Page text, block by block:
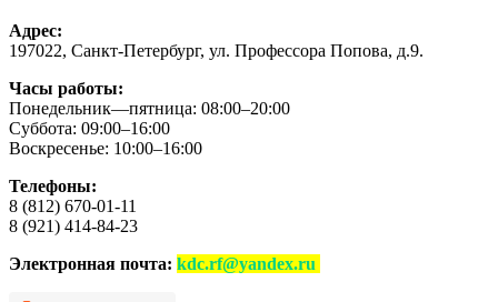
Адрес:
197022, Санкт-Петербург, ул. Профессора Попова, д.9.
Часы работы:
Понедельник—пятница: 08:00–20:00
Суббота: 09:00–16:00
Воскресенье: 10:00–16:00
Телефоны:
8 (812) 670-01-11
8 (921) 414-84-23
Электронная почта: kdc.rf@yandex.ru